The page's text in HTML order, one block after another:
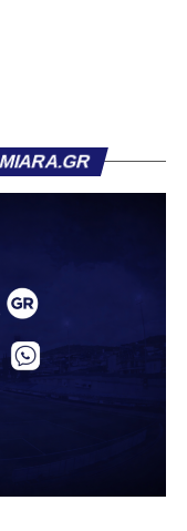
την
χρονιά στη Γ’
με την οποία
2, καθώς
την καριέρα του